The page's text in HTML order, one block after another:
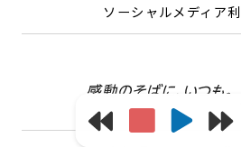
ソーシャルメディア